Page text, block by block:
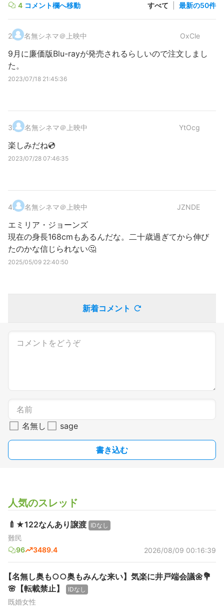
4 コメント欄へ移動 すべて 最新の50件
2. 名無シネマ＠上映中 OxCle
9月に廉価版Blu-rayが発売されるらしいので注文しまし
た。
2023/07/18 21:45:36
3. 名無シネマ＠上映中 YtOcg
楽しみだね💿
2023/07/28 07:46:35
4. 名無シネマ＠上映中 JZNDE
エミリア・ジョーンズ
現在の身長168cmもあるんだな。二十歳過ぎてから伸び
たのかな信じられない🤔
2025/05/09 22:40:50
新着コメント
名無し sage
書き込む
人気のスレッド
🍼★122なんあり譲渡 IDなし
難民
96
3489.4 2026/08/09 00:16:39
【名無し奥も○○奥もみんな来い】気楽に井戸端会議🌼💐
🌸【転載禁止】
IDなし
既婚女性